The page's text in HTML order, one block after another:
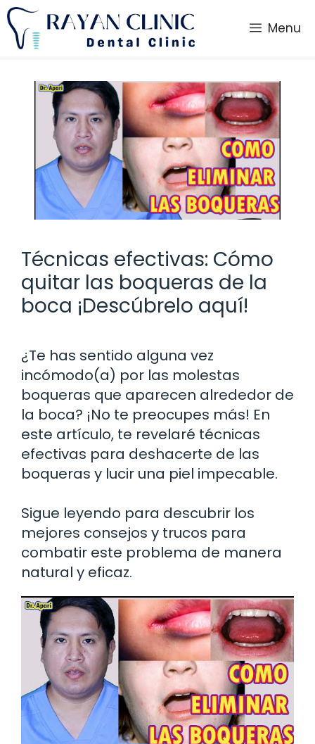
Saltar
al
contenido
Menu
Técnicas efectivas: Cómo
quitar las boqueras de la
boca ¡Descúbrelo aquí!
¿Te has sentido alguna vez
incómodo(a) por las molestas
boqueras que aparecen alrededor de
la boca? ¡No te preocupes más! En
este artículo, te revelaré técnicas
efectivas para deshacerte de las
boqueras y lucir una piel impecable.
Sigue leyendo para descubrir los
mejores consejos y trucos para
combatir este problema de manera
natural y eficaz.